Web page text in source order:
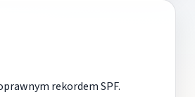
rekordem SPF.